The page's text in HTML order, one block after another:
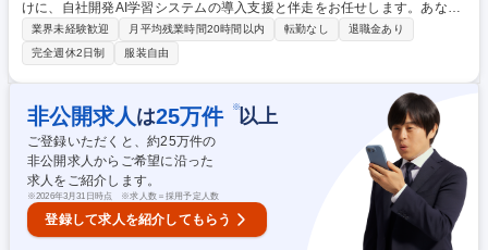
けに、自社開発AI学習システムの導入支援と伴走をお任せします。あなた
の教育現場での知見を活かし、次世代の教育環境を創出。子どもたちの未
来と地方創生に直接貢献できるやりがいあるお仕事です。 ※入社後はサー
ビス理解から始め、先輩との同行やOJTを通じて丁寧に業務をお教えしま
す。 ■既存契約中の市町村・学校への同行訪問、継続サポート・運営フォ
ロー ■学校の先生や生徒への新システムの説明・導入支援 ■市町村との新
規提案、予算申請時期に合わせた営業活動 ■導入後の課題吸い上げ、ユー
ザーサポート、改善提案資料作成 ★教育現場のICT推進担当の先生方に寄
り添い、共に教育課題を解決します。 募集職種 【大阪/法人営業】AI×教育
（教育業界経験者歓迎）/年休120(土日休)/転勤無◎
業界未経験歓迎 月平均残業時間20時間以内 転勤なし
退職金あり
完全週休2日制
服装自由
非公開求人 は25万件 ※以上
ご登録いただくと、約25万件の
非公開求人からご希望に沿った
求人をご紹介します。
※2026年3月31日時点 ※求人数＝採用予定人数
登録して求人を紹介してもらう